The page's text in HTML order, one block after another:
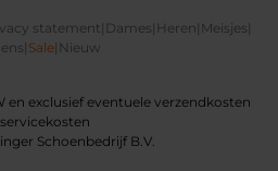
statement Dames Heren Meisjes
Sale Nieuw
en exclusief eventuele verzendkosten
Schoenbedrijf B.V.